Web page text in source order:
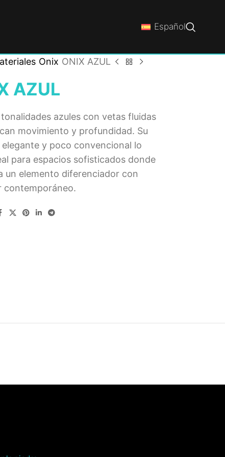
Español
Onix ONIX AZUL
AZUL
azules con vetas fluidas
movimiento y profundidad. Su
y poco convencional lo
para espacios sofisticados donde
un elemento diferenciador con
contemporáneo.